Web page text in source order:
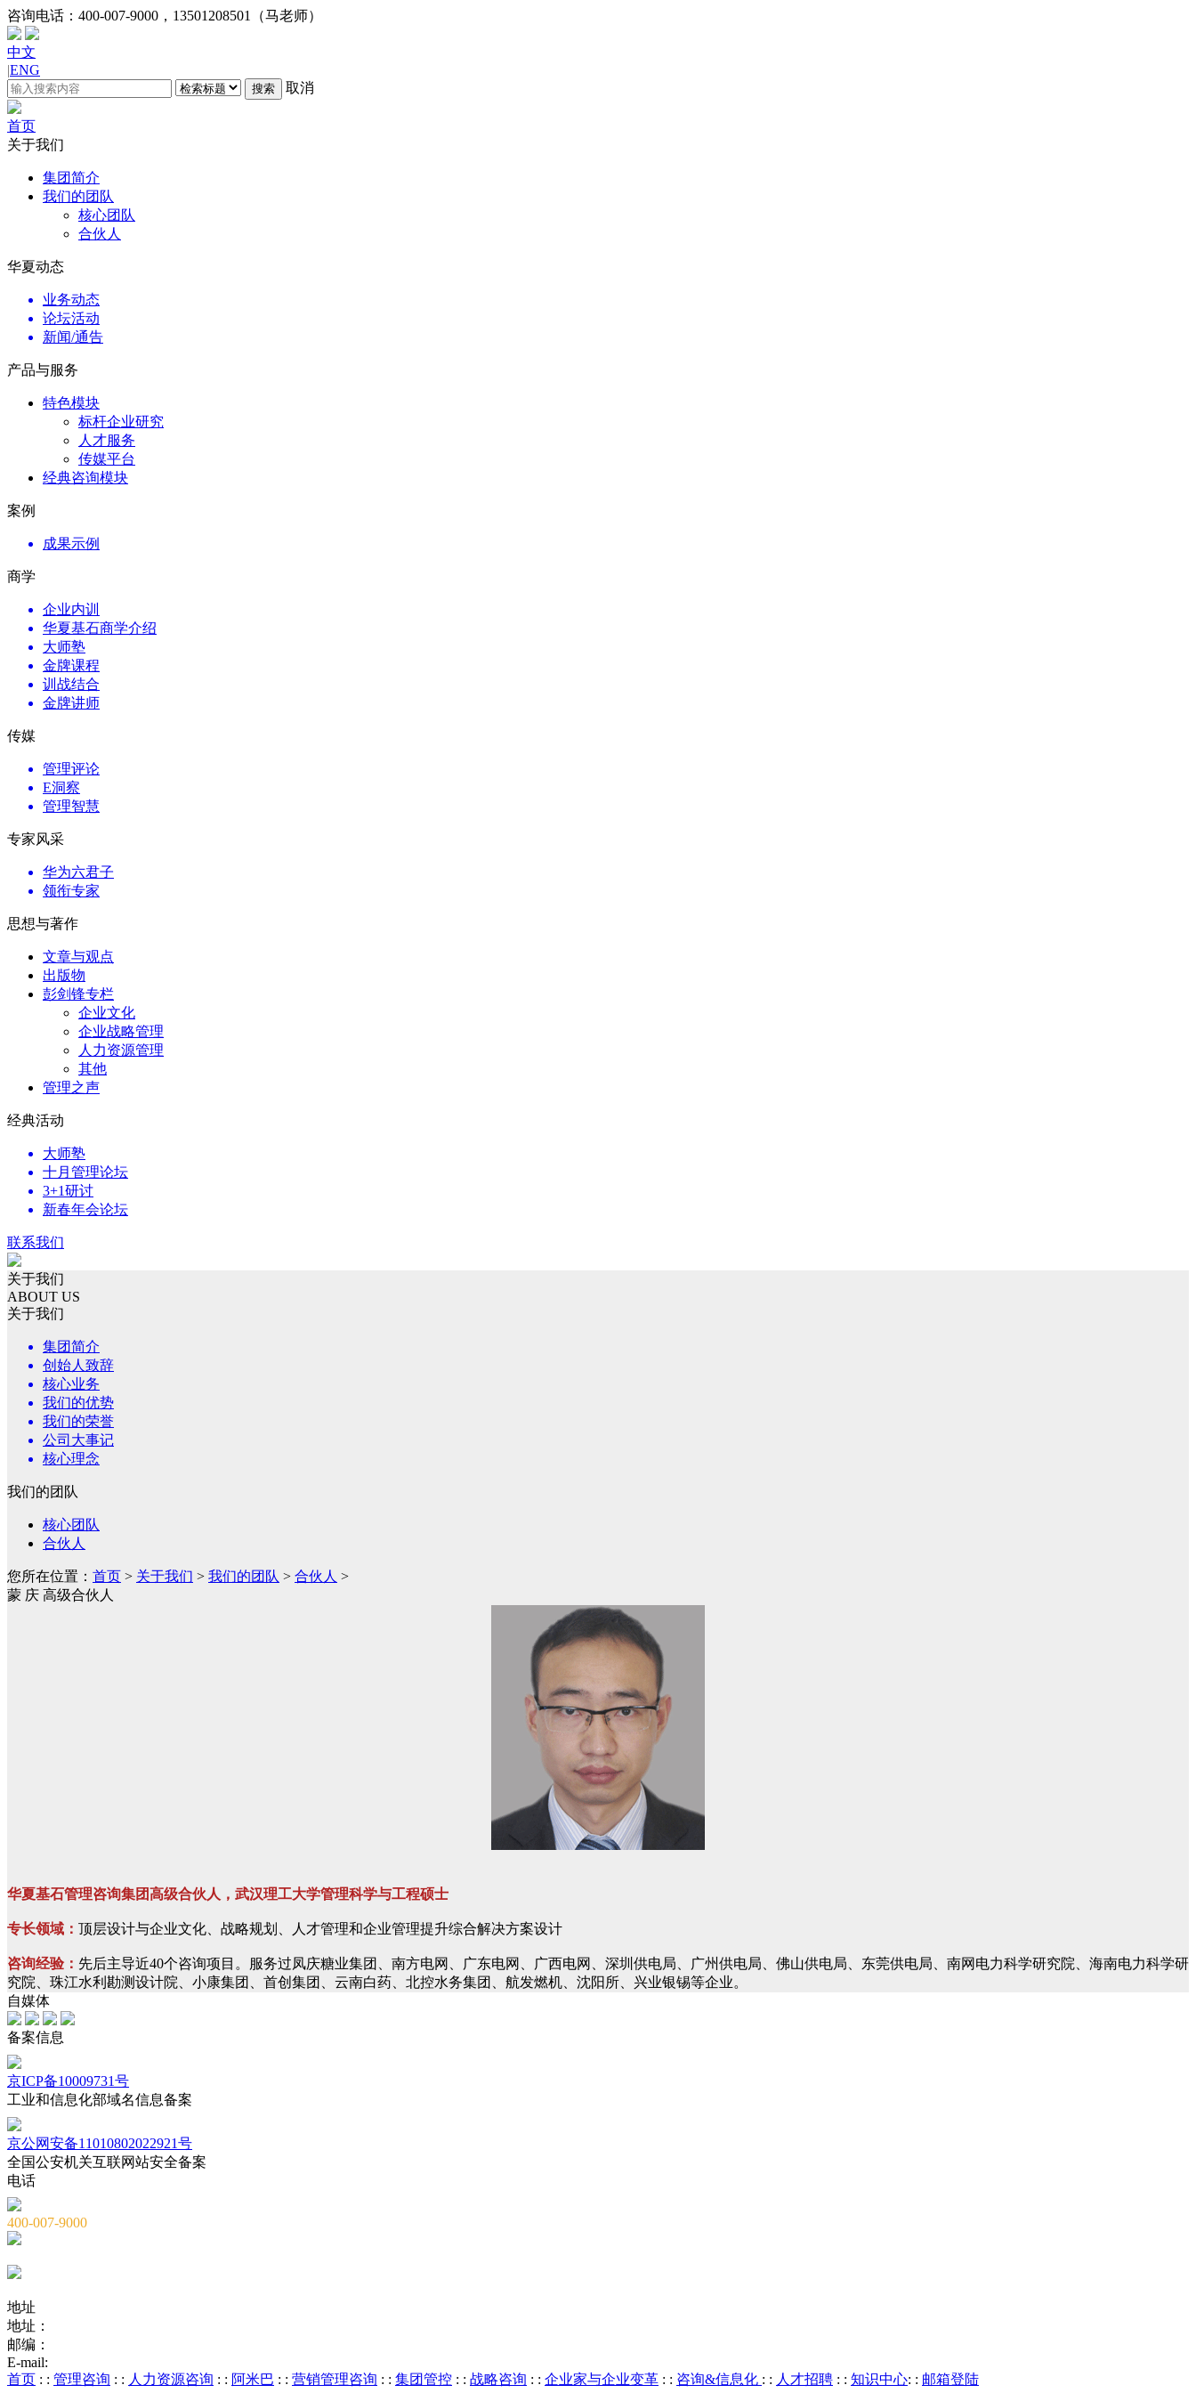
咨询电话： 400-007-9000，13501208501（马老师）
中文
|ENG
搜索 取消
首页
关于我们
集团简介
我们的团队
核心团队
合伙人
华夏动态
业务动态
论坛活动
新闻/通告
产品与服务
特色模块
标杆企业研究
人才服务
传媒平台
经典咨询模块
案例
成果示例
商学
企业内训
华夏基石商学介绍
大师塾
金牌课程
训战结合
金牌讲师
传媒
管理评论
E洞察
管理智慧
专家风采
华为六君子
领衔专家
思想与著作
文章与观点
出版物
彭剑锋专栏
企业文化
企业战略管理
人力资源管理
其他
管理之声
经典活动
大师塾
十月管理论坛
3+1研讨
新春年会论坛
联系我们
关于我们
ABOUT US
关于我们
集团简介
创始人致辞
核心业务
我们的优势
我们的荣誉
公司大事记
核心理念
我们的团队
核心团队
合伙人
您所在位置： 首页 > 关于我们 > 我们的团队 > 合伙人 >
蒙 庆 高级合伙人
华夏基石管理咨询集团高级合伙人，武汉理工大学管理科学与工程硕士
专长领域： 顶层设计与企业文化、战略规划、人才管理和企业管理提升综合解决方案设计
咨询经验： 先后主导近40个咨询项目。服务过凤庆糖业集团、南方电网、广东电网、广西电网、深圳供电局、广州供电局、佛山供电局、东莞供电局、南网电力科学研究院、海南电力科学研
究院、珠江水利勘测设计院、小康集团、首创集团、云南白药、北控水务集团、航发燃机、沈阳所、兴业银锡等企业。
自媒体
备案信息
京ICP备10009731号
工业和信息化部域名信息备案
京公网安备11010802022921号
全国公安机关互联网站安全备案
电话
400-007-9000
地址
地址：
邮编：
E-mail:
首页 : : 管理咨询 : : 人力资源咨询 : : 阿米巴 : : 营销管理咨询 : : 集团管控 : : 战略咨询 : : 企业家与企业变革 : : 咨询&信息化 : : 人才招聘 : : 知识中心: : 邮箱登陆